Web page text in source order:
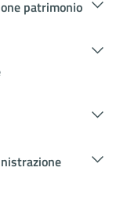
patrimonio